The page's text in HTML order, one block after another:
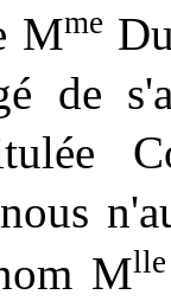
Mme
de
Mlle